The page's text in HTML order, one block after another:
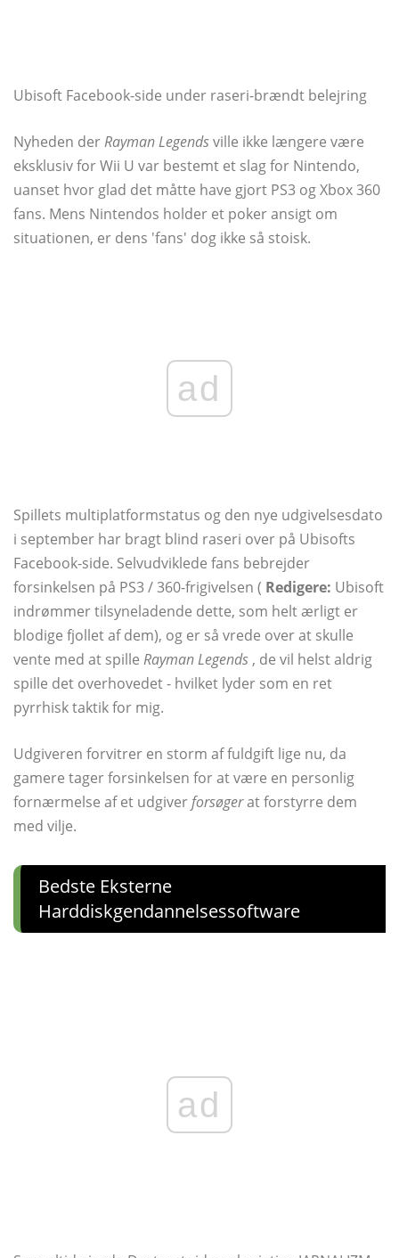
Ubisoft Facebook-side under raseri-brændt belejring
Nyheden derRayman Legendsville ikke længere være
eksklusiv for Wii U var bestemt et slag for Nintendo,
uanset hvor glad det måtte have gjort PS3 og Xbox 360
fans. Mens Nintendos holder et poker ansigt om
situationen, er dens 'fans' dog ikke så stoisk.
ad
Spillets multiplatformstatus og den nye udgivelsesdato
i september har bragt blind raseri over på Ubisofts
Facebook-side. Selvudviklede fans bebrejder
forsinkelsen på PS3 / 360-frigivelsen ( Redigere: Ubisoft
indrømmer tilsyneladende dette, som helt ærligt er
blodige fjollet af dem), og er så vrede over at skulle
vente med at spille Rayman Legends , de vil helst aldrig
spille det overhovedet - hvilket lyder som en ret
pyrrhisk taktik for mig.
Udgiveren forvitrer en storm af fuldgift lige nu, da
gamere tager forsinkelsen for at være en personlig
fornærmelse af et udgiverforsøgerat forstyrre dem
med vilje.
Bedste Eksterne
Harddiskgendannelsessoftware
ad